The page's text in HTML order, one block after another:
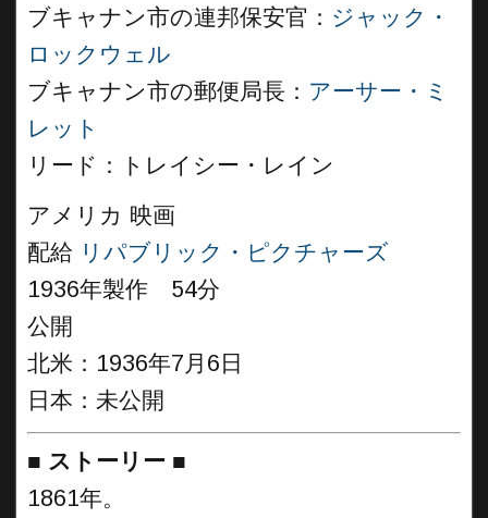
ブキャナン市の連邦保安官： ジャック・
ロックウェル
ブキャナン市の郵便局長： アーサー・ミ
レット
リード：トレイシー・レイン
アメリカ 映画
配給 リパブリック・ピクチャーズ
1936年製作 54分
公開
北米：1936年7月6日
日本：未公開
■ ストーリー ■
1861年。